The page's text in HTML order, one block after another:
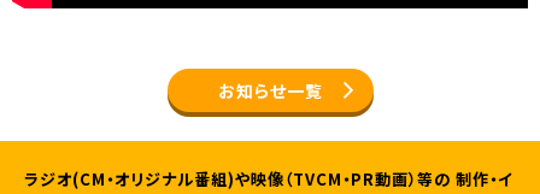
お知らせ一覧
ラジオ(CM・オリジナル番組)や映像（TVCM・PR動画）等の 制作・イ